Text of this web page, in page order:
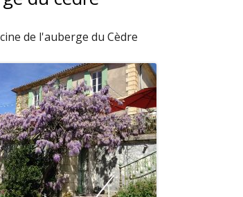
de l'auberge du Cèdre